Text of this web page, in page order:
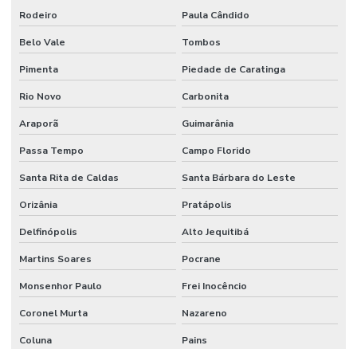
Rodeiro Paula Cândido
Belo Vale Tombos
Pimenta Piedade de Caratinga
Rio Novo Carbonita
Araporã Guimarânia
Passa Tempo Campo Florido
Santa Rita de Caldas Santa Bárbara do Leste
Orizânia Pratápolis
Delfinópolis Alto Jequitibá
Martins Soares Pocrane
Monsenhor Paulo Frei Inocêncio
Coronel Murta Nazareno
Coluna Pains